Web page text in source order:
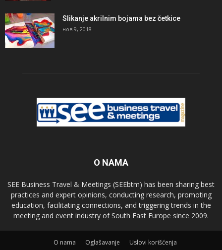
Slikanje akrilnim bojama bez četkice
нов 9, 2018
O NAMA
SEE Business Travel & Meetings (SEEbtm) has been sharing best
practices and expert opinions, conducting research, promoting
education, facilitating connections, and triggering trends in the
meeting and event industry of South East Europe since 2009.
О nama Oglašavanje Uslovi korišćenja